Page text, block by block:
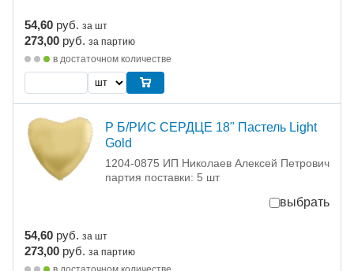
54,60 руб. за шт
273,00 руб. за партию
в достаточном количестве
Р Б/РИС СЕРДЦЕ 18" Пастель Light
Gold
1204-0875 ИП Николаев Алексей Петрович
партия поставки: 5 шт
выбрать
54,60 руб. за шт
273,00 руб. за партию